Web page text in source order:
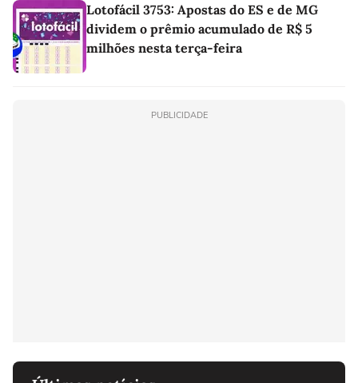
Lotofácil 3753: Apostas do ES e de MG
dividem o prêmio acumulado de R$ 5
milhões nesta terça-feira
PUBLICIDADE